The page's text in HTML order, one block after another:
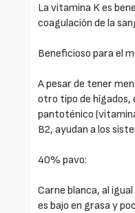
La vitamina K es
coagulación de la
Beneficioso para el
A pesar de tener
otro tipo de hígados,
pantoténico
B2, ayudan a los
40% pavo:
Carne blanca, al
es bajo en grasa y